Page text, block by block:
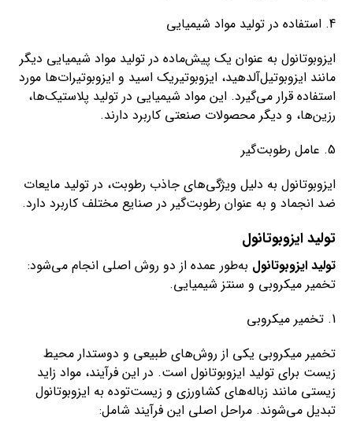
4. استفاده در تولید مواد شیمیایی
ایزوبوتانول به عنوان یک پیش‌ماده در تولید مواد شیمیایی دیگر
مانند ایزوبوتیل‌آلدهید، ایزوبوتیریک اسید و ایزوبوتیرات‌ها مورد
استفاده قرار می‌گیرد. این مواد شیمیایی در تولید پلاستیک‌ها،
رزین‌ها، و دیگر محصولات صنعتی کاربرد دارند.
5. عامل رطوبت‌گیر
ایزوبوتانول به دلیل ویژگی‌های جاذب رطوبت، در تولید مایعات
ضد انجماد و به عنوان رطوبت‌گیر در صنایع مختلف کاربرد دارد.
تولید ایزوبوتانول
تولید ایزوبوتانول به‌طور عمده از دو روش اصلی انجام می‌شود:
تخمیر میکروبی و سنتز شیمیایی.
1. تخمیر میکروبی
تخمیر میکروبی یکی از روش‌های طبیعی و دوستدار محیط
زیست برای تولید ایزوبوتانول است. در این فرآیند، مواد زاید
زیستی مانند زباله‌های کشاورزی و زیست‌توده به ایزوبوتانول
تبدیل می‌شوند. مراحل اصلی این فرآیند شامل: